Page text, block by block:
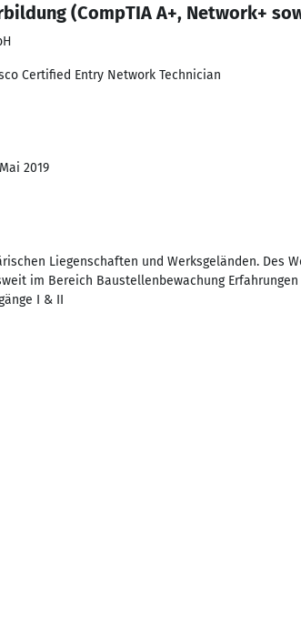
(CompTIA A+, Network+
Certified Entry Network Technician
2019
Liegenschaften und Werksgeländen. Des
im Bereich Baustellenbewachung
I & II